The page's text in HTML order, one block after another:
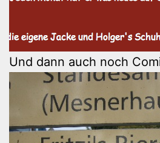
Und dann auch noch